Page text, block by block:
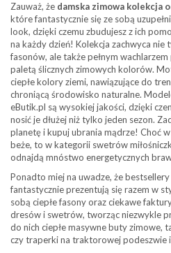
Zauważ, że damska zimowa kolekcja
które fantastycznie się ze sobą
look, dzięki czemu zbudujesz z ich
na każdy dzień! Kolekcja zachwyca
fasonów, ale także pełnym
paletą ślicznych zimowych kolorów.
ciepłe kolory ziemi, nawiązujące do
chroniącą środowisko naturalne.
eButik.pl są wysokiej jakości, dzięki
nosić je dłużej niż tylko jeden sezon.
planetę i kupuj ubrania mądrze! Choć
beże, to w kategorii swetrów
odnajdą mnóstwo energetycznych
Ponadto miej na uwadze, że
fantastycznie prezentują się razem w
sobą ciepłe fasony oraz ciekawe
dresów i swetrów, tworząc niezwykle
do nich ciepłe masywne buty zimowe,
czy traperki na traktorowej podeszwie i